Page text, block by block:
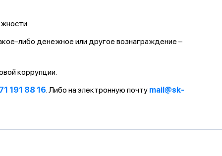
либо денежное или другое вознаграждение –
коррупции.
191 88 16. Либо на электронную почту mail@sk-